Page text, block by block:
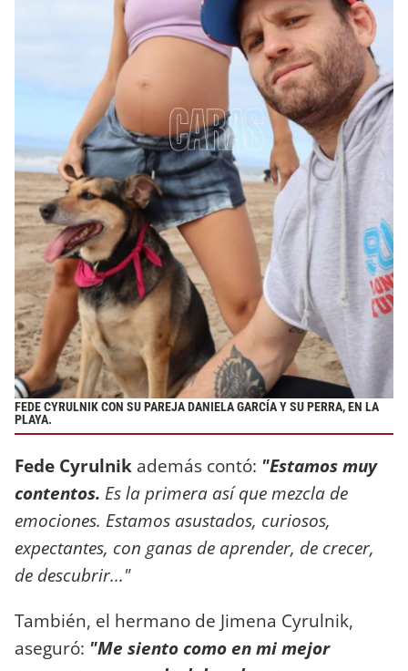
FEDE CYRULNIK CON SU PAREJA DANIELA GARCÍA Y SU PERRA, EN LA
PLAYA.
Fede Cyrulnik además contó: "Estamos muy
contentos. Es la primera así que mezcla de
emociones. Estamos asustados, curiosos,
expectantes, con ganas de aprender, de crecer,
de descubrir..."
También, el hermano de Jimena Cyrulnik,
aseguró: "Me siento como en mi mejor